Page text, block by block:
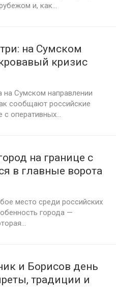
и, как...
на Сумском
кризис
на Сумском направлении
сообщают российские
оперативных...
на границе с
в главные ворота
место среди российских
города —
и Борисов день
традиции и
до сих пор